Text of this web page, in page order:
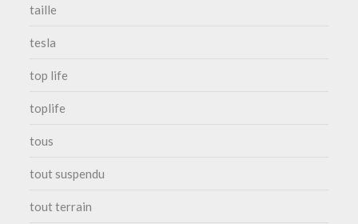
taille
tesla
top life
toplife
tous
tout suspendu
tout terrain